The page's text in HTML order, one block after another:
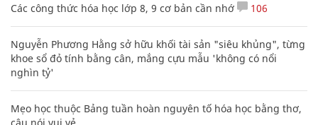
Các công thức hóa học lớp 8, 9 cơ bản cần nhớ 106
Nguyễn Phương Hằng sở hữu khối tài sản "siêu khủng", từng
khoe sổ đỏ tính bằng cân, mắng cựu mẫu 'không có nổi
nghìn tỷ'
Mẹo học thuộc Bảng tuần hoàn nguyên tố hóa học bằng thơ,
câu nói vui vẻ